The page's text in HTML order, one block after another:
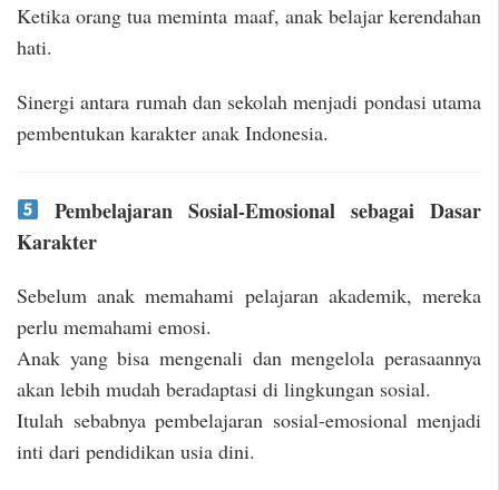
Ketika orang tua meminta maaf, anak belajar kerendahan
hati.
Sinergi antara rumah dan sekolah menjadi pondasi utama
pembentukan karakter anak Indonesia.
Pembelajaran Sosial-Emosional sebagai Dasar
Karakter
Sebelum anak memahami pelajaran akademik, mereka
perlu memahami emosi.
Anak yang bisa mengenali dan mengelola perasaannya
akan lebih mudah beradaptasi di lingkungan sosial.
Itulah sebabnya pembelajaran sosial-emosional menjadi
inti dari pendidikan usia dini.